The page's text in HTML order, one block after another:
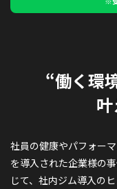
“働く環
社員の健康やパフォー
を導入された企業様の事
じて、社内ジム導入の